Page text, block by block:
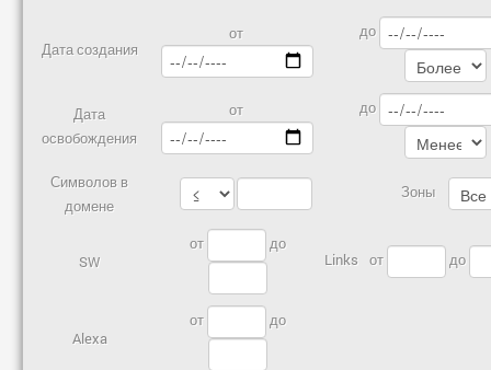
Дата создания
от до
Дата
освобождения
от до
Символов в
домене
Зоны
SW
от
до
Links
от до
Alexa
от до